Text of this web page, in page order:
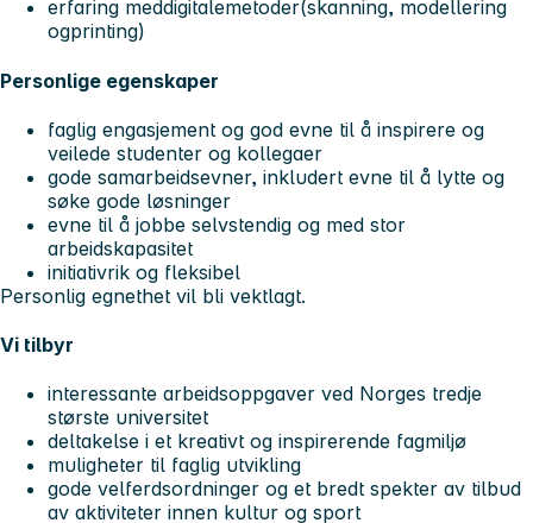
erfaring meddigitalemetoder(skanning, modellering
ogprinting)
Personlige egenskaper
faglig engasjement og god evne til å inspirere og
veilede studenter og kollegaer
gode samarbeidsevner, inkludert evne til å lytte og
søke gode løsninger
evne til å jobbe selvstendig og med stor
arbeidskapasitet
initiativrik og fleksibel
Personlig egnethet vil bli vektlagt.
Vi tilbyr
interessante arbeidsoppgaver ved Norges tredje
største universitet
deltakelse i et kreativt og inspirerende fagmiljø
muligheter til faglig utvikling
gode velferdsordninger og et bredt spekter av tilbud
av aktiviteter innen kultur og sport